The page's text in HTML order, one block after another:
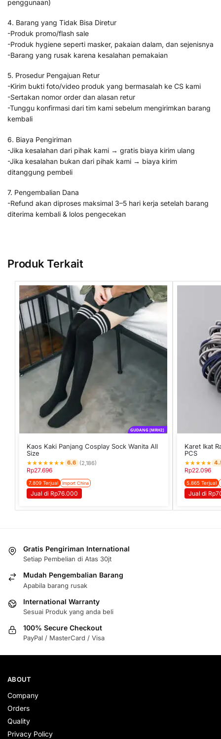
penggunaan)
4. Barang yang Tidak Bisa Diretur
-Produk promo/flash sale
-Produk hygiene seperti masker, pakaian dalam, dan sejenisnya
-Barang yang rusak karena kesalahan pemakaian
5. Prosedur Pengajuan Retur
-Kirim bukti foto/video produk yang bermasalah ke CS kami
-Sertakan nomor order dan alasan retur
-Tunggu konfirmasi dari tim kami sebelum mengirimkan barang
kembali
6. Biaya Pengiriman
-Jika kesalahan dari pihak kami → gratis biaya kirim ulang
-Jika kesalahan bukan dari pihak kami → biaya kirim
ditanggung pembeli
7. Pengembalian Dana
-Refund akan diproses maksimal 3–5 hari kerja setelah barang
diterima kembali & lolos pengecekan
Produk Terkait
GUDANG [MRH2]
Kaos Kaki Panjang Cosplay Sock Wanita All
Size
★★★★★★★ 6.6 (2,186)
Rp27.696
7.809 Terjual Import China
Jual di Rp76.000
Karet Ikat
PCS
★★★★★
Rp22.096
5.865 Terjual
Jual di
Gratis Pengiriman International
Setiap Pembelian di Atas 30jt
Mudah Pengembalian Barang
Apabila barang rusak
International Warranty
Sesuai Produk yang anda beli
100% Secure Checkout
PayPal / MasterCard / Visa
ABOUT
Company
Orders
Quality
Privacy Policy